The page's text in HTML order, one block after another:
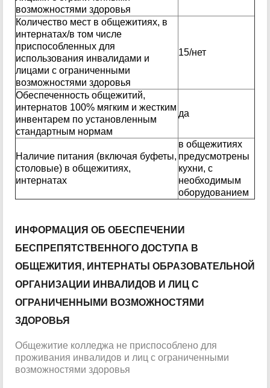
возможностями здоровья
Количество мест в общежитиях, в
интернатах/в том числе
приспособленных для
использования инвалидами и
лицами с ограниченными
возможностями здоровья
15/нет
Обеспеченность общежитий,
интернатов 100% мягким и жестким
инвентарем по установленным
стандартным нормам
да
Наличие питания (включая буфеты,
столовые) в общежитиях,
интернатах
в общежитиях
предусмотрены
кухни, с
необходимым
оборудованием
ИНФОРМАЦИЯ ОБ ОБЕСПЕЧЕНИИ
БЕСПРЕПЯТСТВЕННОГО ДОСТУПА В
ОБЩЕЖИТИЯ, ИНТЕРНАТЫ ОБРАЗОВАТЕЛЬНОЙ
ОРГАНИЗАЦИИ ИНВАЛИДОВ И ЛИЦ С
ОГРАНИЧЕННЫМИ ВОЗМОЖНОСТЯМИ
ЗДОРОВЬЯ
Общежитие колледжа не приспособлено для
проживания инвалидов и лиц с ограниченными
возможностями здоровья